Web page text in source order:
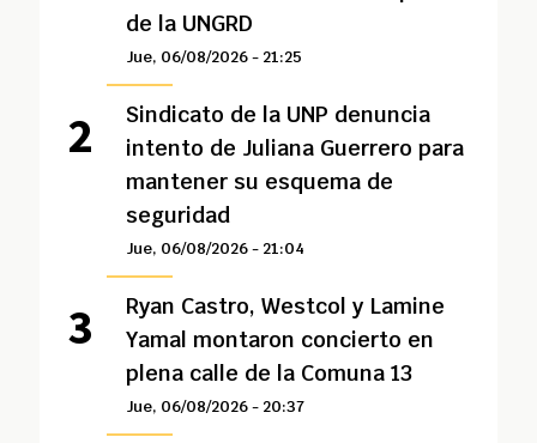
de la UNGRD
Jue, 06/08/2026 - 21:25
Sindicato de la UNP denuncia
intento de Juliana Guerrero para
mantener su esquema de
seguridad
Jue, 06/08/2026 - 21:04
Ryan Castro, Westcol y Lamine
Yamal montaron concierto en
plena calle de la Comuna 13
Jue, 06/08/2026 - 20:37